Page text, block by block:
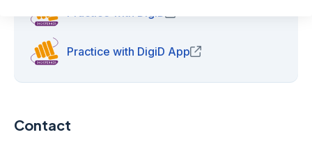
Practice with DigiD
Practice with DigiD App (opens in new window)
Contact